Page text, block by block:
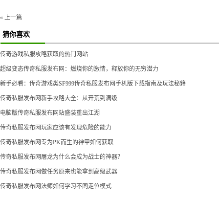
« 上一篇
猜你喜欢
传奇游戏私服攻略获取的热门网站
超级变态传奇私服发布网：燃烧你的激情，释放你的无穷潜力
新手必看：传奇游戏类SF999传奇私服发布网手机版下载指南及玩法秘籍
传奇私服发布网新手攻略大全：从开荒到满级
电脑版传奇私服发布网站盛装重出江湖
传奇私服发布网玩家应该有发现危险的能力
传奇私服发布网专为PK而生的神甲如何获取
传奇私服发布网屠龙为什么会成为战士的神器？
传奇私服发布网做任务原来也能拿到高级武器
传奇私服发布网法师如何学习不同走位模式